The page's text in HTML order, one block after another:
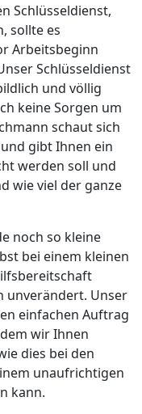
Schlüsseldienst,
sollte es
Arbeitsbeginn
Schlüsseldienst
und völlig
keine Sorgen um
schaut sich
gibt Ihnen ein
werden soll und
wie viel der ganze
noch so kleine
bei einem kleinen
unverändert. Unser
einfachen Auftrag
wir Ihnen
dies bei den
unaufrichtigen
kann.